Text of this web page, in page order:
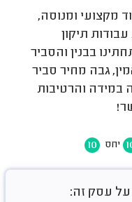
מקצועי ומנוסה,
תיקון
בבנין והסביר
גבה מחיר סביר
במידה והרטיבות
יחס 10